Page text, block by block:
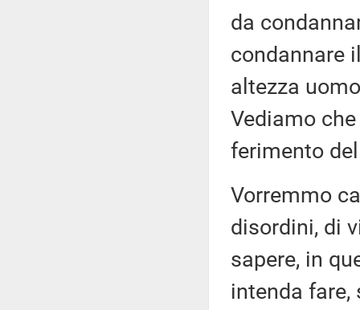
da
condannare
altezza
Vediamo
ferimento
Vorremmo
disordini, di
sapere, in
intenda